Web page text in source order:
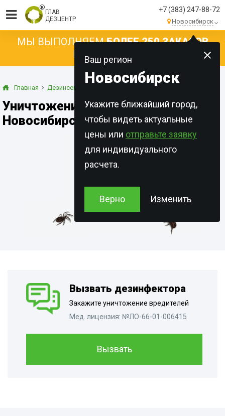
ГЛАВ
ДЕЗЦЕНТР
+7 (383) 247-88-72
Новосибирск
Ваш регион
Новосибирск
Укажите ближайший город,
чтобы видеть актуальные
цены или отправьте заявку
для индивидуального
расчета.
Верно Изменить
МЫ ВЫПОЛНЯЕМБОЛЕЕ 250 ЗАКАЗОВ
КАЖДЫЙ ДЕНЬ!
Главная Дезинсекция
Уничтожение пауков в
Новосибирске
Вызвать дезинфектора
Закажите уничтожение вредителей
Мед. лицензия: №ЛО-66-01-006415
Вызвать